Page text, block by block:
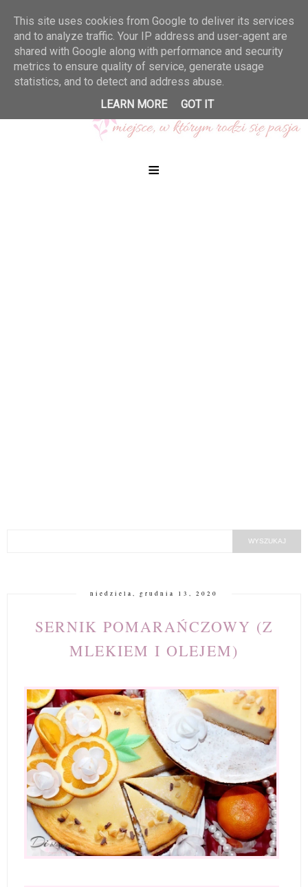
≡
niedziela, grudnia 13, 2020
SERNIK POMARAŃCZOWY (Z
MLEKIEM I OLEJEM)
This site uses cookies from Google to deliver its services
and to analyze traffic. Your IP address and user-agent are
shared with Google along with performance and security
metrics to ensure quality of service, generate usage
statistics, and to detect and address abuse.
LEARN MORE
GOT IT